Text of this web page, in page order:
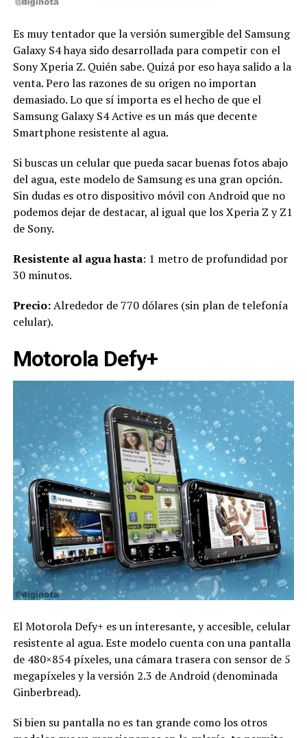
Es muy tentador que la versión sumergible del Samsung
Galaxy S4 haya sido desarrollada para competir con el
Sony Xperia Z. Quién sabe. Quizá por eso haya salido a la
venta. Pero las razones de su origen no importan
demasiado. Lo que sí importa es el hecho de que el
Samsung Galaxy S4 Active es un más que decente
Smartphone resistente al agua.
Si buscas un celular que pueda sacar buenas fotos abajo
del agua, este modelo de Samsung es una gran opción.
Sin dudas es otro dispositivo móvil con Android que no
podemos dejar de destacar, al igual que los Xperia Z y Z1
de Sony.
Resistente al agua hasta: 1 metro de profundidad por
30 minutos.
Precio:Alrededor de 770 dólares (sin plan de telefonía
celular).
Motorola Defy+
El Motorola Defy+ es un interesante, y accesible, celular
resistente al agua. Este modelo cuenta con una pantalla
de 480×854 píxeles, una cámara trasera con sensor de 5
megapíxeles y la versión 2.3 de Android (denominada
Ginberbread).
Si bien su pantalla no es tan grande como los otros